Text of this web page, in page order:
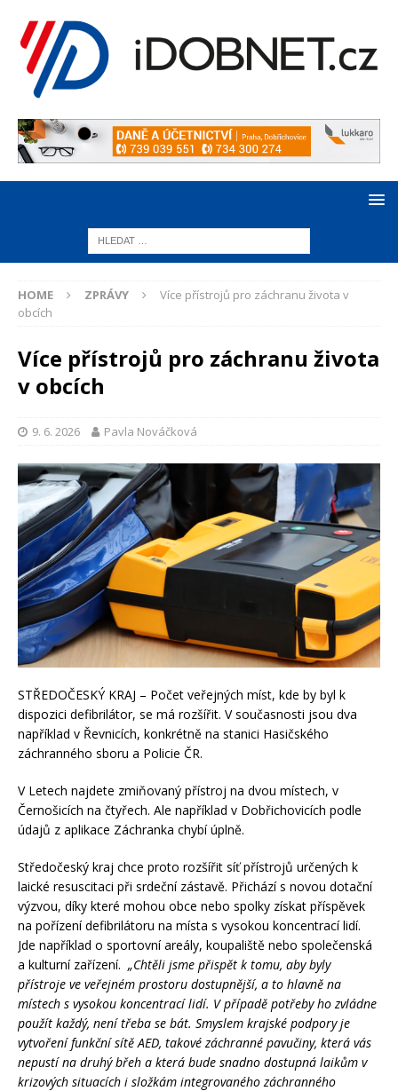
HOME ZPRÁVY
Více přístrojů pro záchranu života v
obcích
Více přístrojů pro záchranu života
v obcích
9. 6. 2026 Pavla Nováčková
STŘEDOČESKÝ KRAJ – Počet veřejných míst, kde by byl k
dispozici defibrilátor, se má rozšířit. V současnosti jsou dva
například v Řevnicích, konkrétně na stanici Hasičského
záchranného sboru a Policie ČR.
V Letech najdete zmiňovaný přístroj na dvou místech, v
Černošicích na čtyřech. Ale například v Dobřichovicích podle
údajů z aplikace Záchranka chybí úplně.
Středočeský kraj chce proto rozšířit síť přístrojů určených k
laické resuscitaci při srdeční zástavě. Přichází s novou dotační
výzvou, díky které mohou obce nebo spolky získat příspěvek
na pořízení defibrilátoru na místa s vysokou koncentrací lidí.
Jde například o sportovní areály, koupaliště nebo společenská
a kulturní zařízení. „Chtěli jsme přispět k tomu, aby byly
přístroje ve veřejném prostoru dostupnější, a to hlavně na
místech s vysokou koncentrací lidí. V případě potřeby ho zvládne
použít každý, není třeba se bát. Smyslem krajské podpory je
vytvoření funkční sítě AED, takové záchranné pavučiny, která vás
nepustí na druhý břeh a která bude snadno dostupná laikům v
krizových situacích i složkám integrovaného záchranného